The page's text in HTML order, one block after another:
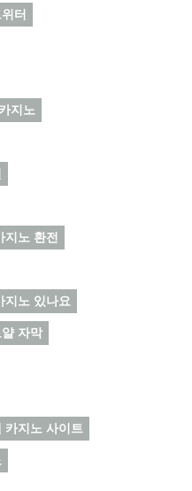
터
지노
지노 환전
지노 있나요
자막
카지노 사이트